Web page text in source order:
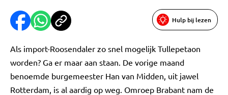
Hulp bij lezen
Als import-Roosendaler zo snel mogelijk Tullepetaon
worden? Ga er maar aan staan. De vorige maand
benoemde burgemeester Han van Midden, uit jawel
Rotterdam, is al aardig op weg. Omroep Brabant nam de